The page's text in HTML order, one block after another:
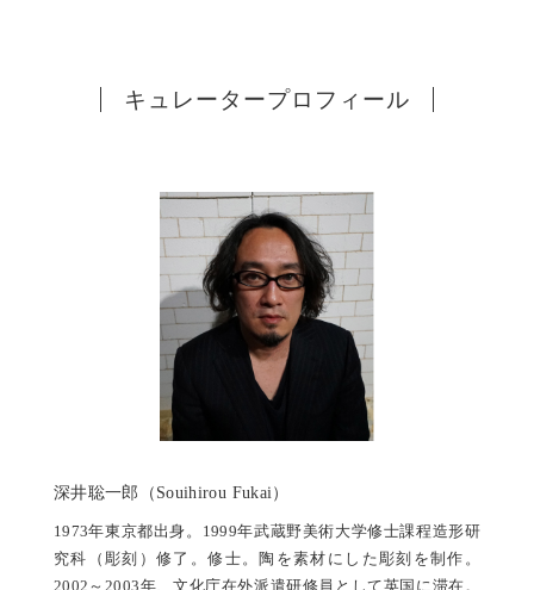
キュレータープロフィール
深井聡一郎（Souihirou Fukai）
1973年東京都出身。1999年武蔵野美術大学修士課程造形研
究科（彫刻）修了。修士。陶を素材にした彫刻を制作。
2002～2003年、文化庁在外派遣研修員として英国に滞在。